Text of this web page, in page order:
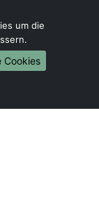
um die
Cookies